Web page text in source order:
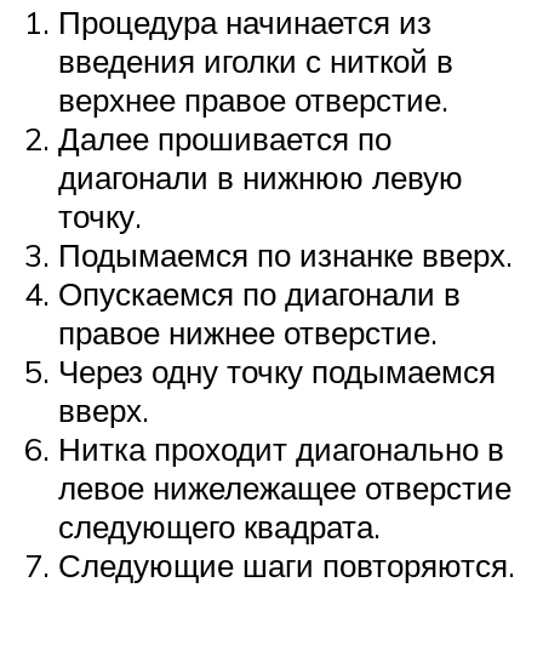
Процедура начинается из
введения иголки с ниткой в
верхнее правое отверстие.
Далее прошивается по
диагонали в нижнюю левую
точку.
Подымаемся по изнанке вверх.
Опускаемся по диагонали в
правое нижнее отверстие.
Через одну точку подымаемся
вверх.
Нитка проходит диагонально в
левое нижележащее отверстие
следующего квадрата.
Следующие шаги повторяются.